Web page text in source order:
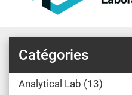
Catégories
Analytical Lab 13